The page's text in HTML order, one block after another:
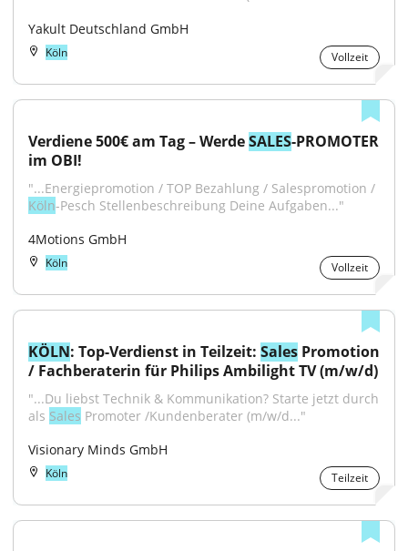
Yakult Deutschland GmbH
Köln Vollzeit
Verdiene 500€ am Tag – Werde SALES-PROMOTER
im OBI!
Köln-Pesch Stellenbeschreibung Deine Aufgaben..."
4Motions GmbH
Köln Vollzeit
KÖLN: Top-Verdienst in Teilzeit: Sales Promotion
/ Fachberaterin für Philips Ambilight TV (m/w/d)
"...Du liebst Technik & Kommunikation? Starte jetzt durch
als Sales Promoter /Kundenberater (m/w/d..."
Visionary Minds GmbH
Köln Teilzeit